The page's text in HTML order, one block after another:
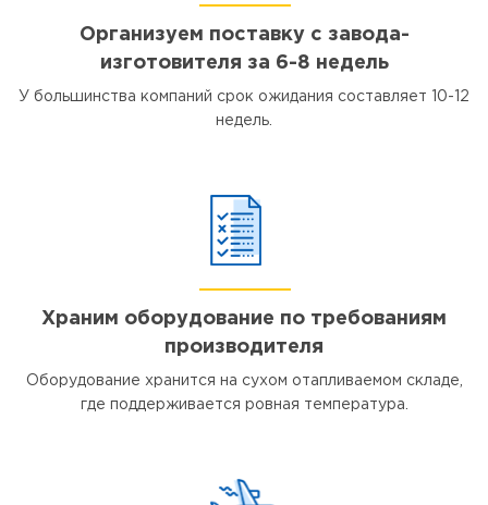
Организуем поставку с завода-
изготовителя за 6-8 недель
У большинства компаний срок ожидания составляет 10-12
недель.
Храним оборудование по требованиям
производителя
Оборудование хранится на сухом отапливаемом складе,
где поддерживается ровная температура.